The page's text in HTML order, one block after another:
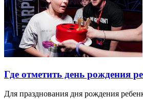
Где отметить день рождения
Для празднования дня рождения